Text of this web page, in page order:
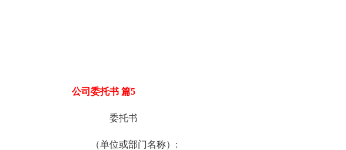
公司委托书 篇5
委托书
（单位或部门名称）: